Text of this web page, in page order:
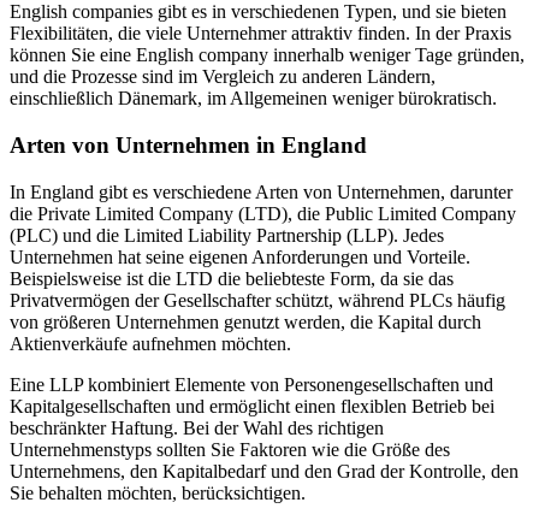
English companies gibt es in verschiedenen Typen, und sie bieten
Flexibilitäten, die viele Unternehmer attraktiv finden. In der Praxis
können Sie eine English company innerhalb weniger Tage gründen,
und die Prozesse sind im Vergleich zu anderen Ländern,
einschließlich Dänemark, im Allgemeinen weniger bürokratisch.
Arten von Unternehmen in England
In England gibt es verschiedene Arten von Unternehmen, darunter
die Private Limited Company (LTD), die Public Limited Company
(PLC) und die Limited Liability Partnership (LLP). Jedes
Unternehmen hat seine eigenen Anforderungen und Vorteile.
Beispielsweise ist die LTD die beliebteste Form, da sie das
Privatvermögen der Gesellschafter schützt, während PLCs häufig
von größeren Unternehmen genutzt werden, die Kapital durch
Aktienverkäufe aufnehmen möchten.
Eine LLP kombiniert Elemente von Personengesellschaften und
Kapitalgesellschaften und ermöglicht einen flexiblen Betrieb bei
beschränkter Haftung. Bei der Wahl des richtigen
Unternehmenstyps sollten Sie Faktoren wie die Größe des
Unternehmens, den Kapitalbedarf und den Grad der Kontrolle, den
Sie behalten möchten, berücksichtigen.